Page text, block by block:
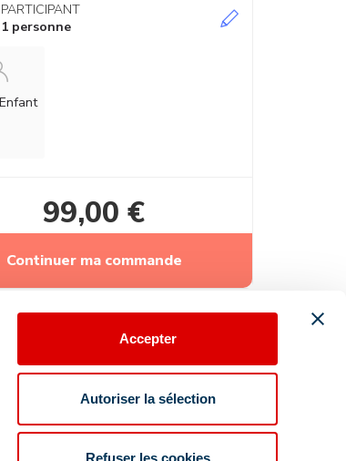
Accepter
Autoriser la sélection
Refuser les cookies
PARTICIPANT
1 personne
99,00 €
Continuer ma commande